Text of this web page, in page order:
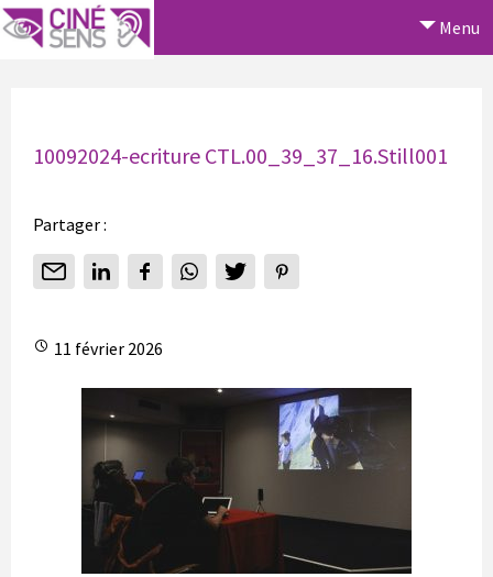
Menu
10092024-ecriture CTL.00_39_37_16.Still001
Partager :
11 février 2026